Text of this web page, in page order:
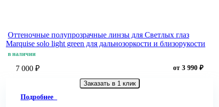
Оттеночные полупрозрачные линзы для Светлых глаз
Marquise solo light green для дальнозоркости и близорукости
в наличии
7 000 ₽ от 3 990 ₽
Заказать в 1 клик
Подробнее